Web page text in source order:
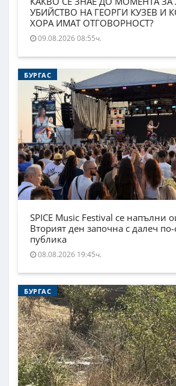
УБИЙСТВО НА ГЕОРГИ КУЗЕВ И
ХОРА ИМАТ ОТГОВОРНОСТ?
09.08.2026 08:55ч.
БУРГАС
SPICE Music Festival се напълни
Вторият ден започна с далеч
публика
08.08.2026 19:45ч.
БУРГАС